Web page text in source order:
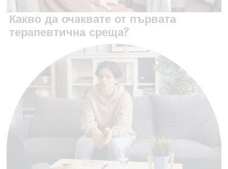
‍Какво да очаквате от първата
терапевтична среща?